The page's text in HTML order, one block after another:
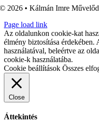
© 2026 • Kálmán Imre
Page load link
Az oldalunkon cookie-kat
élmény biztosítása érdekében.
használatával, beleértve az
cookie-k használatába.
Cookie beállítások Összes
Close
Áttekintés